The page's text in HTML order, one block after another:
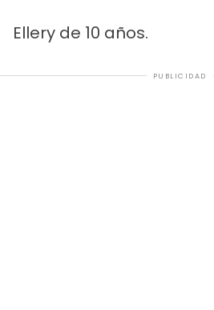
Ellery de 10 años.
PUBLICIDAD